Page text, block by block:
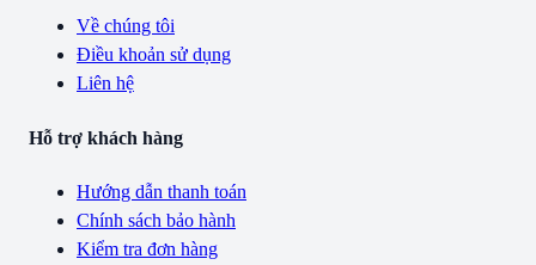
Về chúng tôi
Điều khoản sử dụng
Liên hệ
Hỗ trợ khách hàng
Hướng dẫn thanh toán
Chính sách bảo hành
Kiểm tra đơn hàng